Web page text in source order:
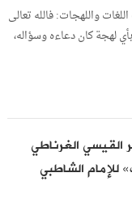
واللهجات: فالله تعالى
لهجة كان دعاءه وسؤاله،
الغرناطي
للإمام الشاطبي